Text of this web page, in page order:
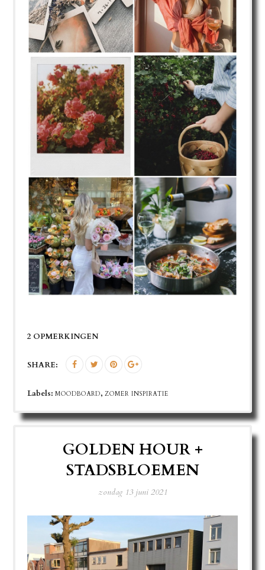
2 OPMERKINGEN
SHARE:
Labels:MOODBOARD,ZOMER INSPIRATIE
GOLDEN HOUR +
STADSBLOEMEN
zondag 13 juni 2021